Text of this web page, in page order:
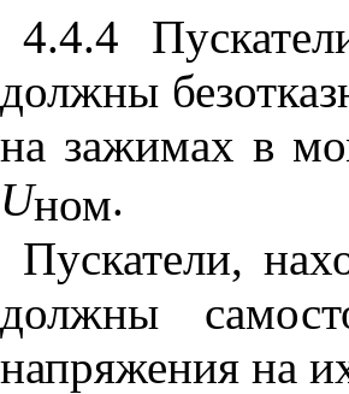
4.4.4
должны
на зажимах в
Uном.
Пускатели,
должны
напряжения на